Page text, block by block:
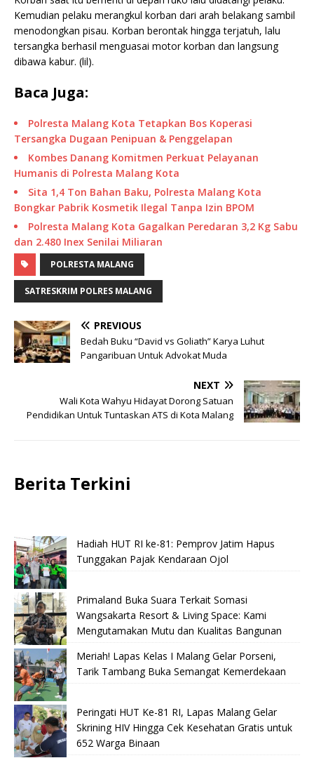
Kemudian pelaku merangkul korban dari arah belakang sambil
menodongkan pisau. Korban berontak hingga terjatuh, lalu
tersangka berhasil menguasai motor korban dan langsung
dibawa kabur. (lil).
Baca Juga:
Polresta Malang Kota Tetapkan Bos Koperasi
Tersangka Dugaan Penipuan & Penggelapan
Kombes Danang Komitmen Perkuat Pelayanan
Humanis di Polresta Malang Kota
Sita 1,4 Ton Bahan Baku, Polresta Malang Kota
Bongkar Pabrik Kosmetik Ilegal Tanpa Izin BPOM
Polresta Malang Kota Gagalkan Peredaran 3,2 Kg Sabu
dan 2.480 Inex Senilai Miliaran
POLRESTA MALANG
SATRESKRIM POLRES MALANG
PREVIOUS
Bedah Buku “David vs Goliath” Karya Luhut
Pangaribuan Untuk Advokat Muda
NEXT
Wali Kota Wahyu Hidayat Dorong Satuan
Pendidikan Untuk Tuntaskan ATS di Kota Malang
Berita Terkini
Hadiah HUT RI ke-81: Pemprov Jatim Hapus
Tunggakan Pajak Kendaraan Ojol
Primaland Buka Suara Terkait Somasi
Wangsakarta Resort & Living Space: Kami
Mengutamakan Mutu dan Kualitas Bangunan
Meriah! Lapas Kelas I Malang Gelar Porseni,
Tarik Tambang Buka Semangat Kemerdekaan
Peringati HUT Ke-81 RI, Lapas Malang Gelar
Skrining HIV Hingga Cek Kesehatan Gratis untuk
652 Warga Binaan